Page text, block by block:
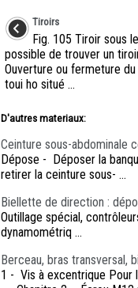
Tiroirs
Fig. 105 Tiroir sous
possible de trouver un
Ouverture ou fermeture
toui ho situé ...
D'autres materiaux:
Ceinture sous-abdominale
Dépose - Déposer la
retirer la ceinture sous- ...
Biellette de direction :
Outillage spécial,
dynamométriq ...
Berceau, bras transversal,
1 - Vis à excentrique Pour